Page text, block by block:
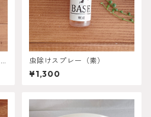
虫除けスプレー（素）
¥1,300